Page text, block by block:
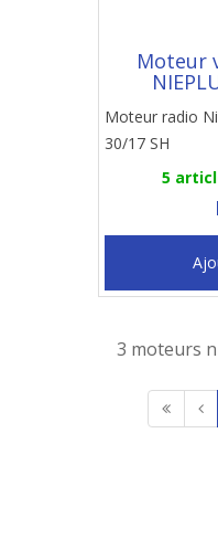
Moteur
Moteur radio
30/17 SH
5
3 moteurs